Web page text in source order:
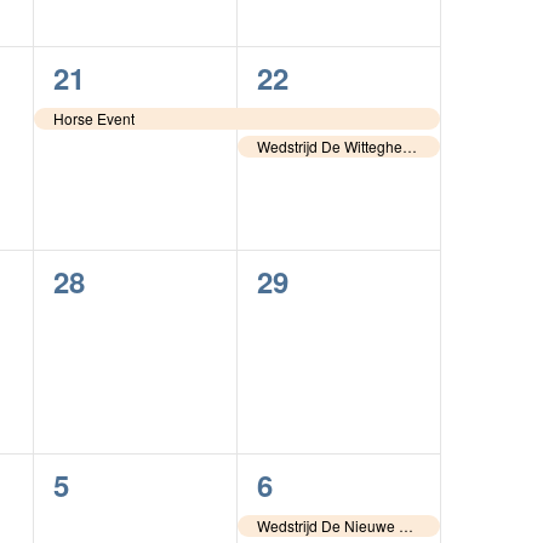
1
evenement,
21
Horse Event
2
evenementen,
22
Wedstrijd De Wittegheit – Odiliapeel
0
28
0
29
0
evenementen,
5
1
evenement,
6
Wedstrijd De Nieuwe Heuvel – Lunteren